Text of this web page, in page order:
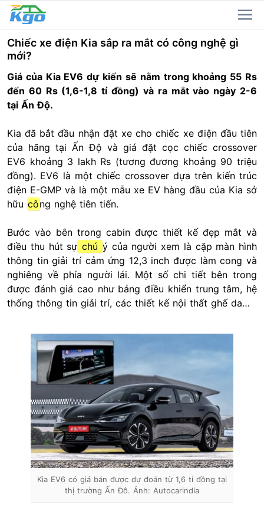
Chiếc xe điện Kia sắp ra mắt có công nghệ gì
mới?
Giá của Kia EV6 dự kiến sẽ nằm trong khoảng 55 Rs
đến 60 Rs (1,6-1,8 tỉ đồng) và ra mắt vào ngày 2-6
tại Ấn Độ.
Kia đã bắt đầu nhận đặt xe cho chiếc xe điện đầu tiên
của hãng tại Ấn Độ và giá đặt cọc chiếc crossover
EV6 khoảng 3 lakh Rs (tương đương khoảng 90 triệu
đồng). EV6 là một chiếc crossover dựa trên kiến trúc
điện E-GMP và là một mẫu xe EV hàng đầu của Kia sở
hữu công nghệ tiên tiến.
Bước vào bên trong cabin được thiết kế đẹp mắt và
điều thu hút sự chú ý của người xem là cặp màn hình
thông tin giải trí cảm ứng 12,3 inch được làm cong và
nghiêng về phía người lái. Một số chi tiết bên trong
được đánh giá cao như bảng điều khiển trung tâm, hệ
thống thông tin giải trí, các thiết kế nội thất ghế da…
Kia EV6 có giá bán được dự đoán từ 1,6 tỉ đồng tại
thị trường Ấn Đô. Ảnh: Autocarindia